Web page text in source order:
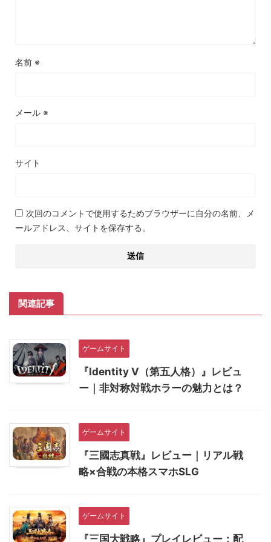
名前 ※
メール ※
サイト
次回のコメントで使用するためブラウザーに自分の名前、メ
ールアドレス、サイトを保存する。
関連記事
ゲームサイト
『Identity V（第五人格）』レビュ
ー｜非対称対戦ホラーの魅力とは？
ゲームサイト
『三國志真戦』レビュー｜リアル戦
略×合戦の本格スマホSLG
ゲームサイト
『三国大戦略』プレイレビュー：配